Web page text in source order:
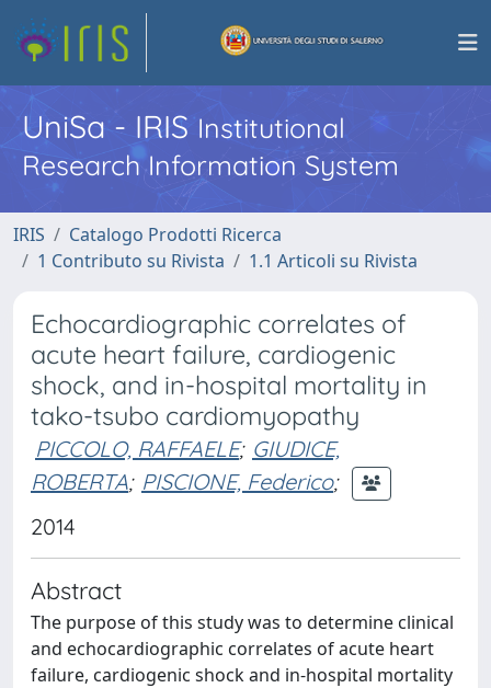
UniSa - IRISInstitutional
Research Information System
IRIS
Catalogo Prodotti Ricerca
1 Contributo su Rivista
1.1 Articoli su Rivista
Echocardiographic correlates of
acute heart failure, cardiogenic
shock, and in-hospital mortality in
tako-tsubo cardiomyopathy
PICCOLO, RAFFAELE; GIUDICE,
ROBERTA; PISCIONE, Federico;
2014
Abstract
The purpose of this study was to determine clinical
and echocardiographic correlates of acute heart
failure, cardiogenic shock and in-hospital mortality